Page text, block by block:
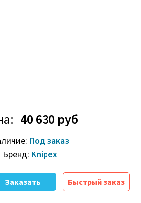
40 630 руб
Под заказ
Бренд: Knipex
Быстрый заказ